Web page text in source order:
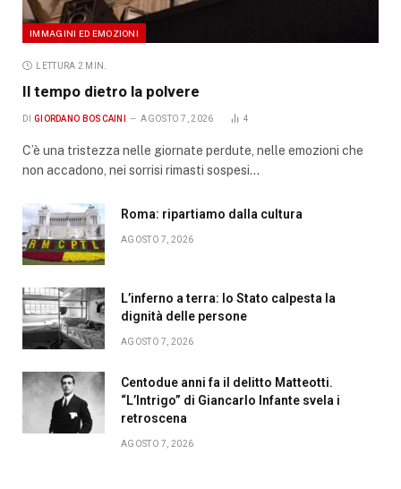
IMMAGINI ED EMOZIONI
LETTURA 2 MIN.
Il tempo dietro la polvere
DI GIORDANO BOSCAINI AGOSTO 7, 2026 4
C’è una tristezza nelle giornate perdute, nelle emozioni che
non accadono, nei sorrisi rimasti sospesi…
Roma: ripartiamo dalla cultura
AGOSTO 7, 2026
L’inferno a terra: lo Stato calpesta la
dignità delle persone
AGOSTO 7, 2026
Centodue anni fa il delitto Matteotti.
“L’Intrigo” di Giancarlo Infante svela i
retroscena
AGOSTO 7, 2026